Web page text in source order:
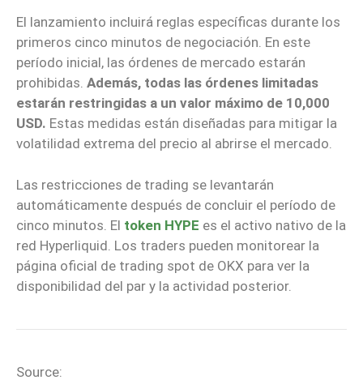
El lanzamiento incluirá reglas específicas durante los
primeros cinco minutos de negociación. En este
período inicial, las órdenes de mercado estarán
prohibidas. Además, todas las órdenes limitadas
estarán restringidas a un valor máximo de 10,000
USD. Estas medidas están diseñadas para mitigar la
volatilidad extrema del precio al abrirse el mercado.
Las restricciones de trading se levantarán
automáticamente después de concluir el período de
cinco minutos. El token HYPE es el activo nativo de la
red Hyperliquid. Los traders pueden monitorear la
página oficial de trading spot de OKX para ver la
disponibilidad del par y la actividad posterior.
Source: